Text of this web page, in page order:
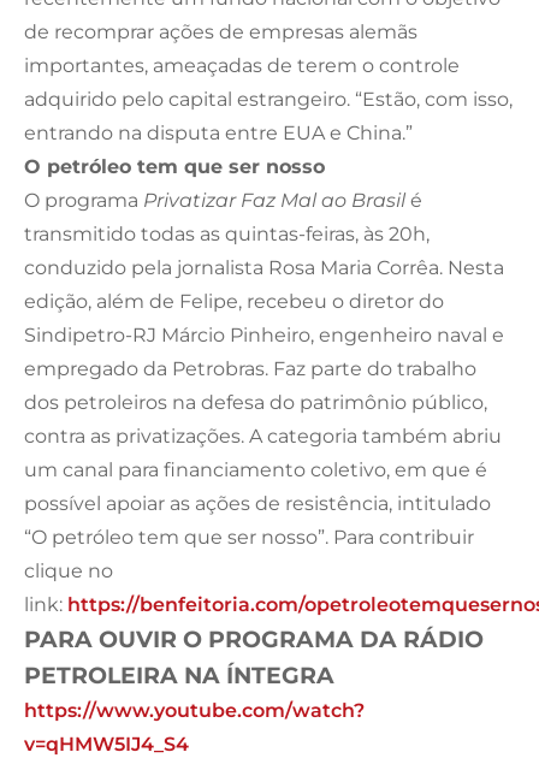
de recomprar ações de empresas alemãs
importantes, ameaçadas de terem o controle
adquirido pelo capital estrangeiro. “Estão, com isso,
entrando na disputa entre EUA e China.”
O petróleo tem que ser nosso
O programa Privatizar Faz Mal ao Brasil é
transmitido todas as quintas-feiras, às 20h,
conduzido pela jornalista Rosa Maria Corrêa. Nesta
edição, além de Felipe, recebeu o diretor do
Sindipetro-RJ Márcio Pinheiro, engenheiro naval e
empregado da Petrobras. Faz parte do trabalho
dos petroleiros na defesa do patrimônio público,
contra as privatizações. A categoria também abriu
um canal para financiamento coletivo, em que é
possível apoiar as ações de resistência, intitulado
“O petróleo tem que ser nosso”. Para contribuir
clique no
link: https://benfeitoria.com/
PARA OUVIR O PROGRAMA DA RÁDIO
PETROLEIRA NA ÍNTEGRA
https://www.youtube.com/watch?
v=qHMW5IJ4_S4